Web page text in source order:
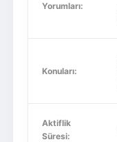
Yorumları:
Konuları:
Aktiflik
Süresi: